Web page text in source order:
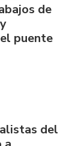
de
puente
del